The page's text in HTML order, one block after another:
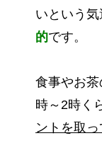
いという気
的です。
食事やお
時～2時く
ントを取っ